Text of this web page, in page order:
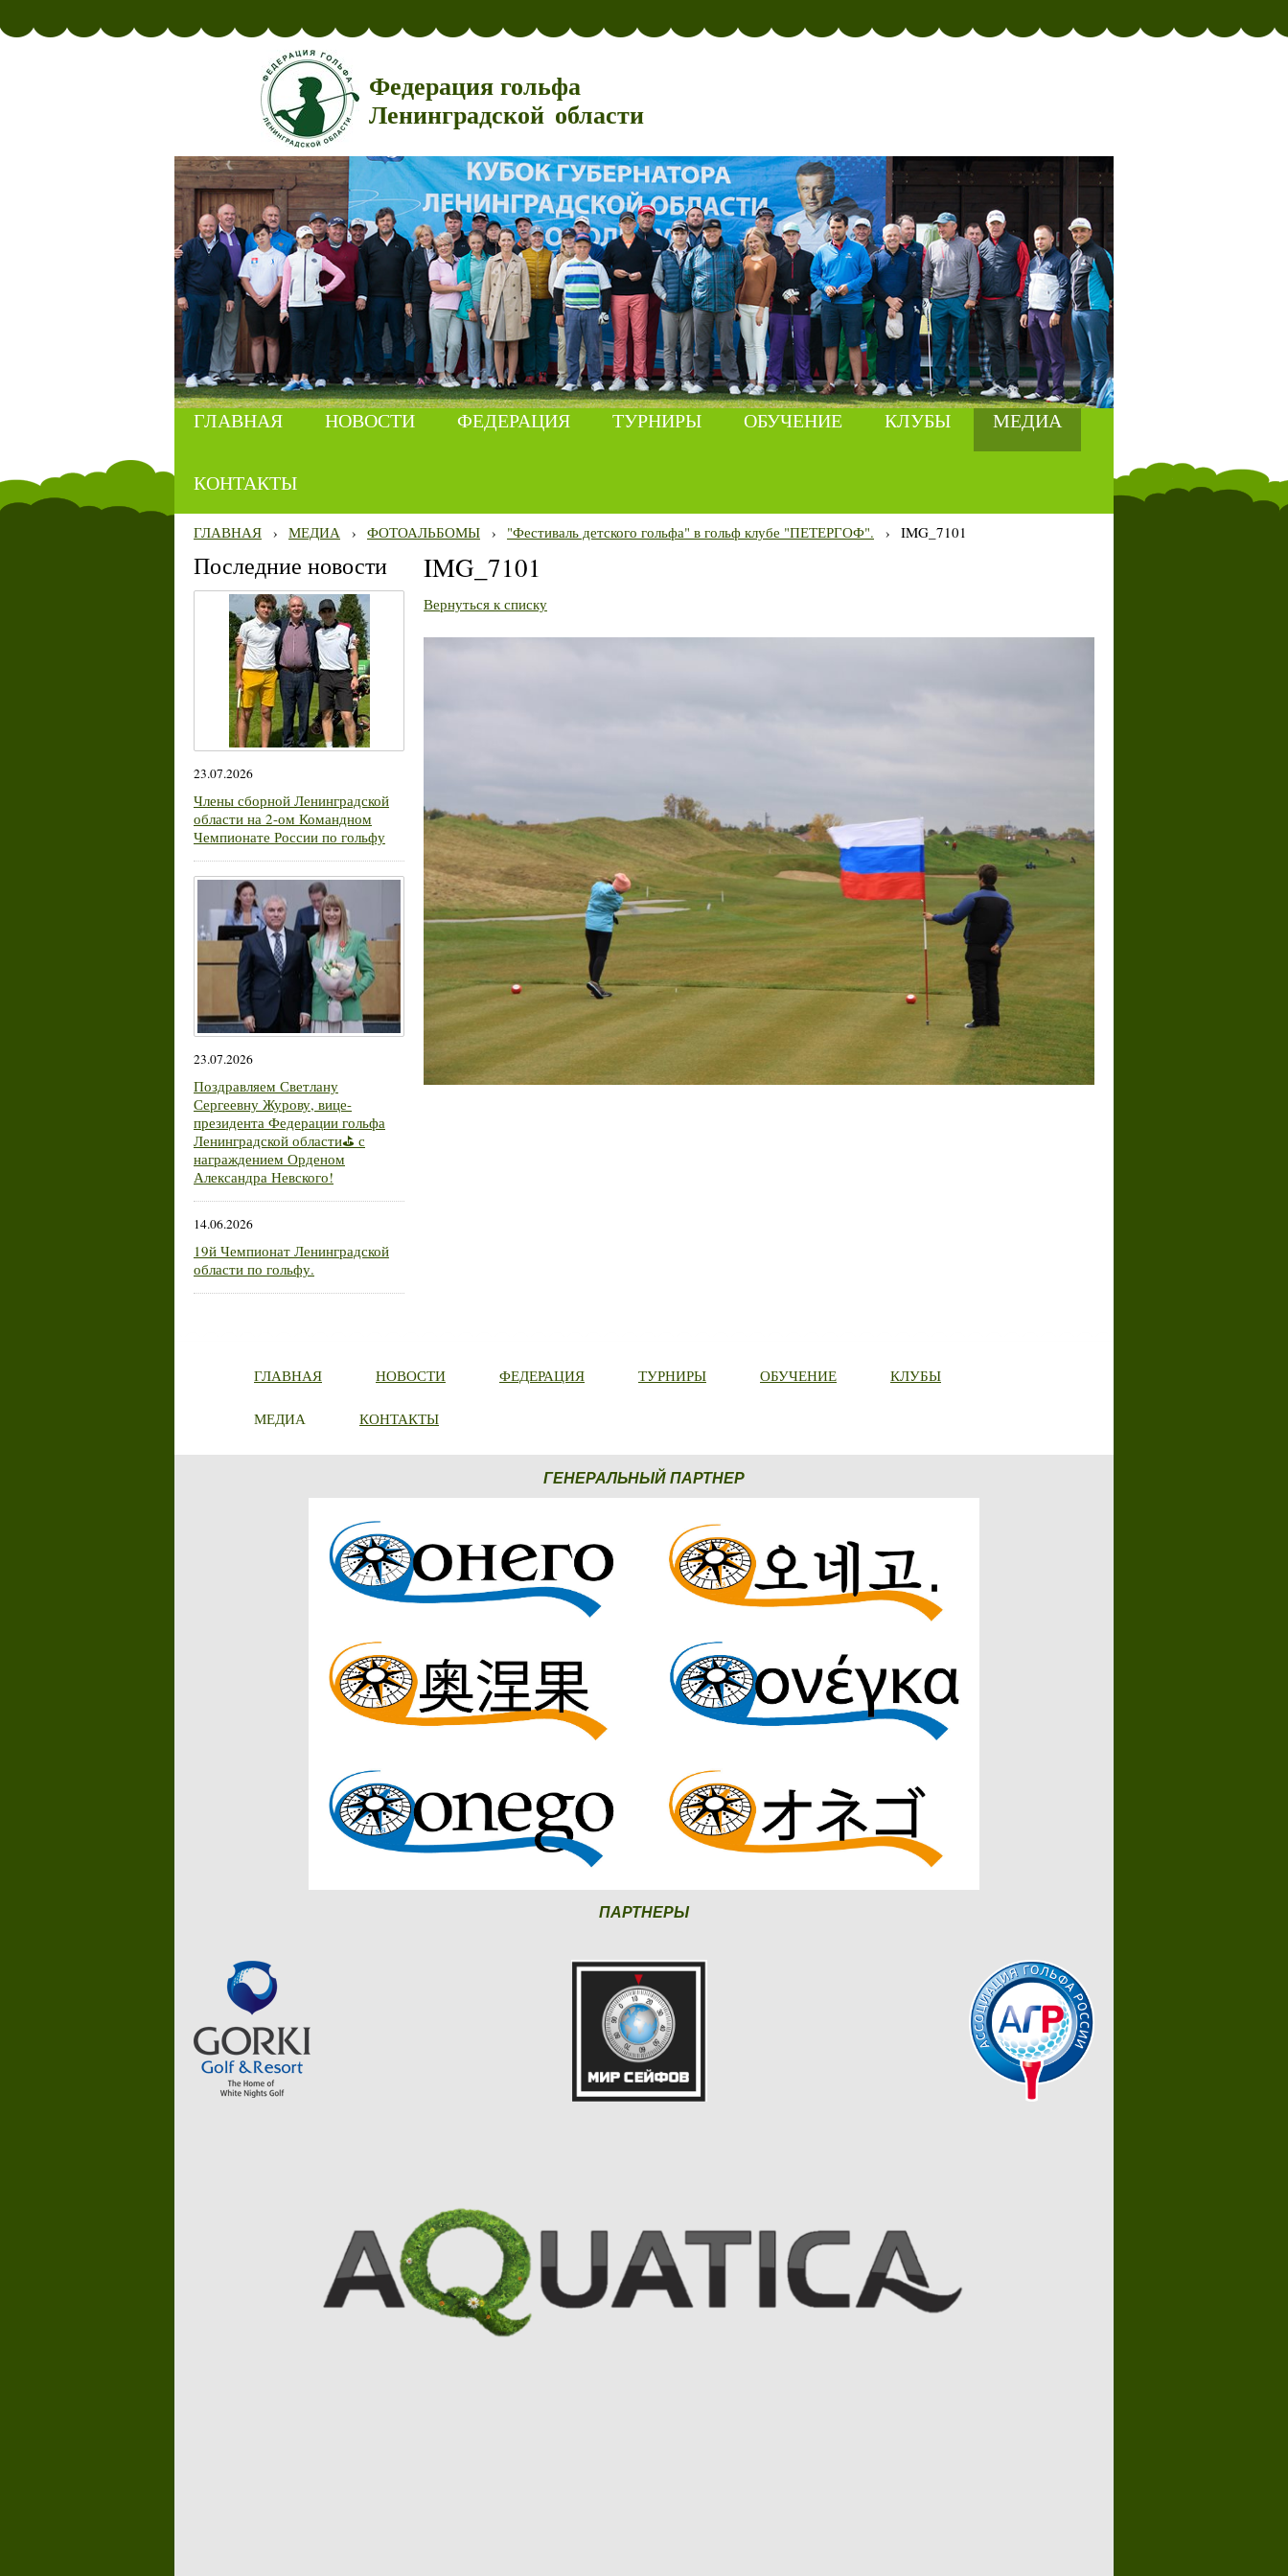
Федерация гольфа
Ленинградской области
ГЛАВНАЯ НОВОСТИ ФЕДЕРАЦИЯ ТУРНИРЫ ОБУЧЕНИЕ КЛУБЫ МЕДИА
КОНТАКТЫ
ГЛАВНАЯ › МЕДИА › ФОТОАЛЬБОМЫ › "Фестиваль детского гольфа" в гольф клубе "ПЕТЕРГОФ". › IMG_7101
Последние новости
23.07.2026
Члены сборной Ленинградской
области на 2-ом Командном
Чемпионате России по гольфу
23.07.2026
Поздравляем Светлану
Сергеевну Журову, вице-
президента Федерации гольфа
Ленинградской области⛳ с
награждением Орденом
Александра Невского!
14.06.2026
19й Чемпионат Ленинградской
области по гольфу.
IMG_7101
Вернуться к списку
ГЛАВНАЯ НОВОСТИ ФЕДЕРАЦИЯ ТУРНИРЫ ОБУЧЕНИЕ КЛУБЫ
МЕДИА КОНТАКТЫ
ГЕНЕРАЛЬНЫЙ ПАРТНЕР
ПАРТНЕРЫ